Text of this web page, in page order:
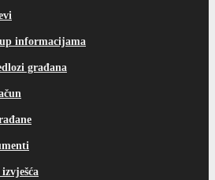
informacijama
građana